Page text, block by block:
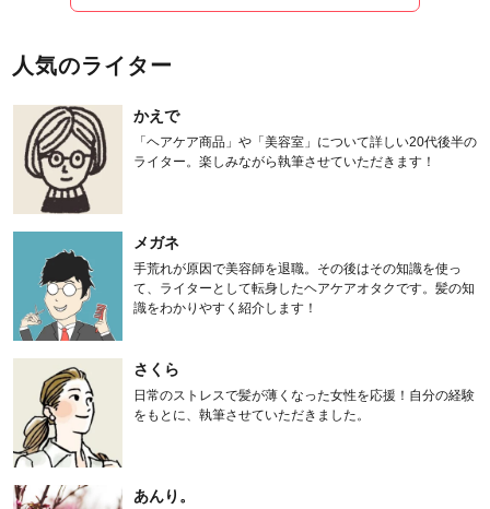
人気のライター
かえで
「ヘアケア商品」や「美容室」について詳しい20代後半の
ライター。楽しみながら執筆させていただきます！
メガネ
手荒れが原因で美容師を退職。その後はその知識を使っ
て、ライターとして転身したヘアケアオタクです。髪の知
識をわかりやすく紹介します！
さくら
日常のストレスで髪が薄くなった女性を応援！自分の経験
をもとに、執筆させていただきました。
あんり。